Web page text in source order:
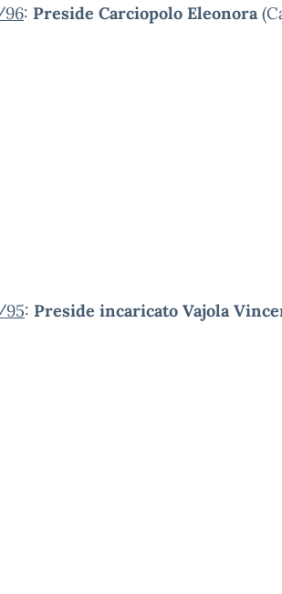
96: Preside Carciopolo Eleonora
95: Preside incaricato Vajola